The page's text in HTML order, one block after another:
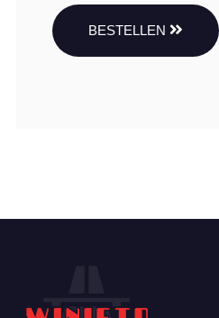
BESTELLEN